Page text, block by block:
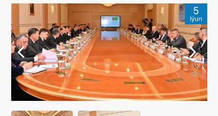
ONLAÝN KONSULLYK HASABA DURMAK
TÜRKMENISTAN
ARAGATNAŞYK
SYÝAHATÇYLYK
5
Iýun